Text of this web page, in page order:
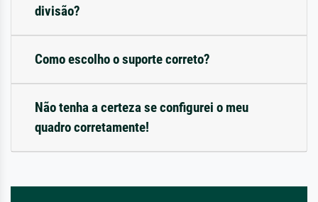
divisão?
Como escolho o suporte correto?
Não tenha a certeza se configurei o meu
quadro corretamente!